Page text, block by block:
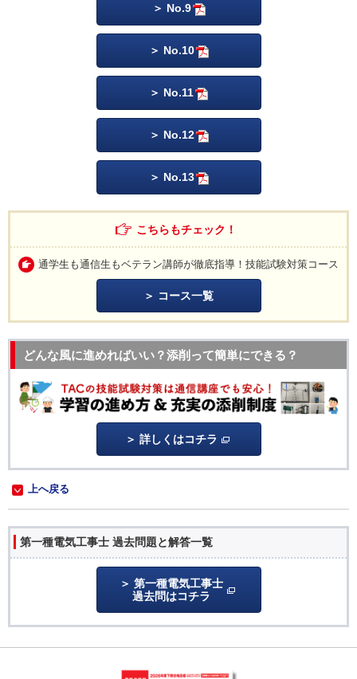
No.9
No.10
No.11
No.12
No.13
こちらもチェック！
通学生も通信生もベテラン講師が徹底指導！技能試験対策コース
コース一覧
どんな風に進めればいい？添削って簡単にできる？
詳しくはコチラ
上へ戻る
第一種電気工事士 過去問題と解答一覧
第一種電気工事士
過去問はコチラ